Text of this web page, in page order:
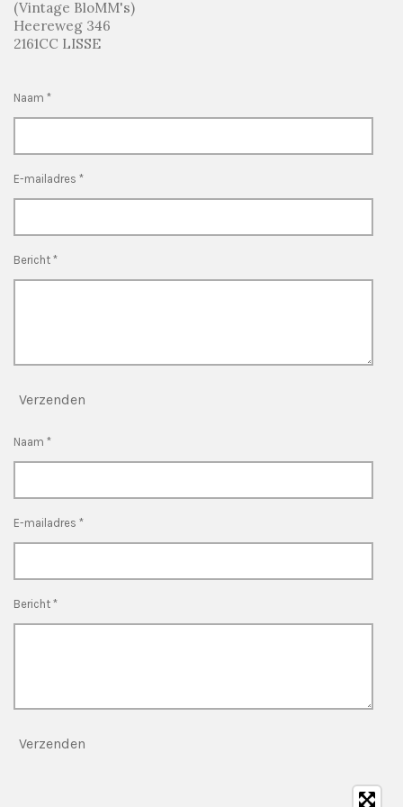
(Vintage BloMM's)
Heereweg 346
2161CC LISSE
Naam *
E-mailadres *
Bericht *
Verzenden
Naam *
E-mailadres *
Bericht *
Verzenden